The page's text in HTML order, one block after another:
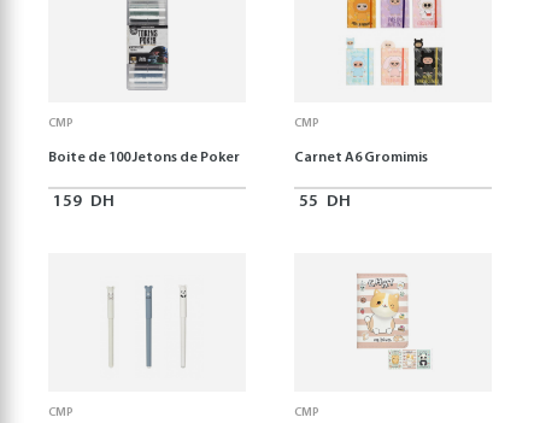
CMP
Boite de 100 Jetons de Poker
159 DH
CMP
Carnet A6 Gromimis
55 DH
CMP CMP